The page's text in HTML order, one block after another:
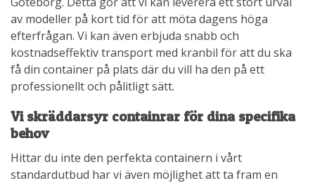
av modeller på kort tid för att möta dagens höga
efterfrågan. Vi kan även erbjuda snabb och
kostnadseffektiv transport med kranbil för att du ska
få din container på plats där du vill ha den på ett
professionellt och pålitligt sätt.
Vi skräddarsyr containrar för dina specifika
behov
Hittar du inte den perfekta containern i vårt
standardutbud har vi även möjlighet att ta fram en